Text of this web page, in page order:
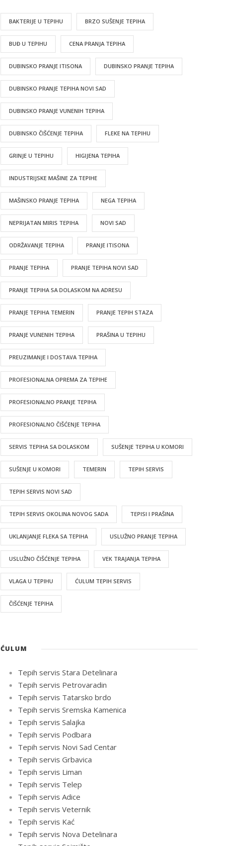
BAKTERIJE U TEPIHU BRZO SUŠENJE TEPIHA
BUĐ U TEPIHU CENA PRANJA TEPIHA
DUBINSKO PRANJE ITISONA DUBINSKO PRANJE TEPIHA
DUBINSKO PRANJE TEPIHA NOVI SAD
DUBINSKO PRANJE VUNENIH TEPIHA
DUBINSKO ČIŠĆENJE TEPIHA FLEKE NA TEPIHU
GRINJE U TEPIHU HIGIJENA TEPIHA
INDUSTRIJSKE MAŠINE ZA TEPIHE
MAŠINSKO PRANJE TEPIHA NEGA TEPIHA
NEPRIJATAN MIRIS TEPIHA NOVI SAD
ODRŽAVANJE TEPIHA PRANJE ITISONA
PRANJE TEPIHA PRANJE TEPIHA NOVI SAD
PRANJE TEPIHA SA DOLASKOM NA ADRESU
PRANJE TEPIHA TEMERIN PRANJE TEPIH STAZA
PRANJE VUNENIH TEPIHA PRAŠINA U TEPIHU
PREUZIMANJE I DOSTAVA TEPIHA
PROFESIONALNA OPREMA ZA TEPIHE
PROFESIONALNO PRANJE TEPIHA
PROFESIONALNO ČIŠĆENJE TEPIHA
SERVIS TEPIHA SA DOLASKOM SUŠENJE TEPIHA U KOMORI
SUŠENJE U KOMORI TEMERIN TEPIH SERVIS
TEPIH SERVIS NOVI SAD
TEPIH SERVIS OKOLINA NOVOG SADA TEPISI I PRAŠINA
UKLANJANJE FLEKA SA TEPIHA USLUŽNO PRANJE TEPIHA
USLUŽNO ČIŠĆENJE TEPIHA VEK TRAJANJA TEPIHA
VLAGA U TEPIHU ĆULUM TEPIH SERVIS
ČIŠĆENJE TEPIHA
ĆULUM
Tepih servis Stara Detelinara
Tepih servis Petrovaradin
Tepih servis Tatarsko brdo
Tepih servis Sremska Kamenica
Tepih servis Salajka
Tepih servis Podbara
Tepih servis Novi Sad Centar
Tepih servis Grbavica
Tepih servis Liman
Tepih servis Telep
Tepih servis Adice
Tepih servis Veternik
Tepih servis Kać
Tepih servis Nova Detelinara